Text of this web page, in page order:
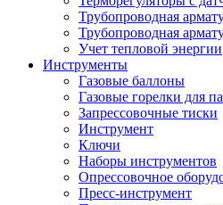
Трубопроводная
Трубопроводная
Учет тепловой энергии
Инструменты
Газовые баллоны
Газовые горелки для
Запрессовочные тиски
Инструмент
Ключи
Наборы инструментов
Опрессовочное
Пресс-инструмент